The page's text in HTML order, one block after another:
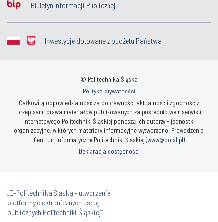
Biuletyn Informacji Publicznej
Inwestycje dotowane z budżetu Państwa
© Politechnika Śląska
Polityka prywatności
Całkowitą odpowiedzialność za poprawność, aktualność i zgodność z
przepisami prawa materiałów publikowanych za pośrednictwem serwisu
internetowego Politechniki Śląskiej ponoszą ich autorzy - jednostki
organizacyjne, w których materiały informacyjne wytworzono. Prowadzenie:
Centrum Informatyczne Politechniki Śląskiej (www@polsl.pl)
Deklaracja dostępności
„E-Politechnika Śląska - utworzenie
platformy elektronicznych usług
publicznych Politechniki Śląskiej”